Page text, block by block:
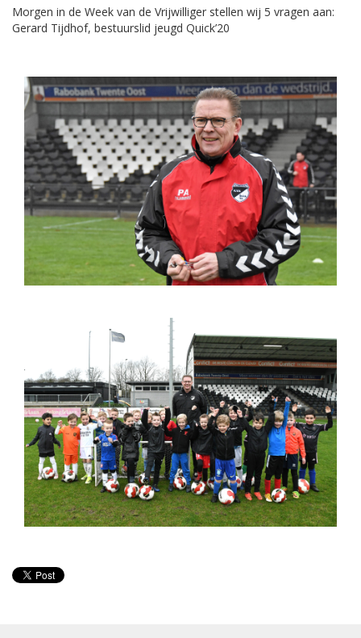
Morgen in de Week van de Vrijwilliger stellen wij 5 vragen aan:
Gerard Tijdhof, bestuurslid jeugd Quick’20